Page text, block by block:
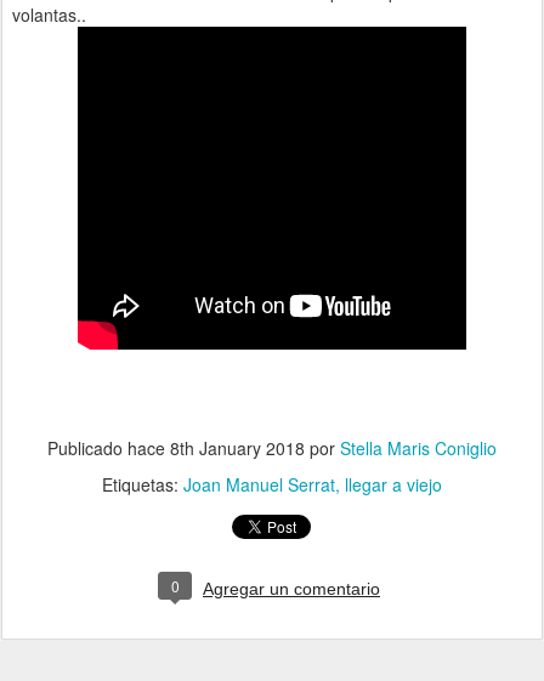
volantas..
Publicado hace 8th January 2018 por Stella Maris Coniglio
Etiquetas: Joan Manuel Serrat llegar a viejo
0 Agregar un comentario